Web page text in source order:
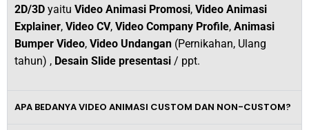
2D/3D yaitu Video Animasi Promosi, Video Animasi
Explainer, Video CV, Video Company Profile, Animasi
Bumper Video, Video Undangan (Pernikahan, Ulang
tahun) , Desain Slide presentasi / ppt.
APA BEDANYA VIDEO ANIMASI CUSTOM DAN NON-CUSTOM?